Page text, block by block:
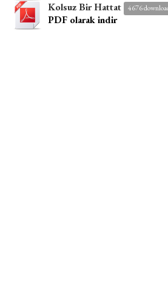
Kolsuz Bir Hattat
4676
PDF olarak indir